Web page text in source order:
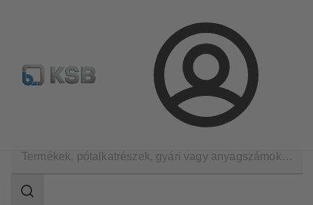
Bejelentkezés
Hírlevél Termékkonfiguráció Termékek keresése
tartomány
Keresési